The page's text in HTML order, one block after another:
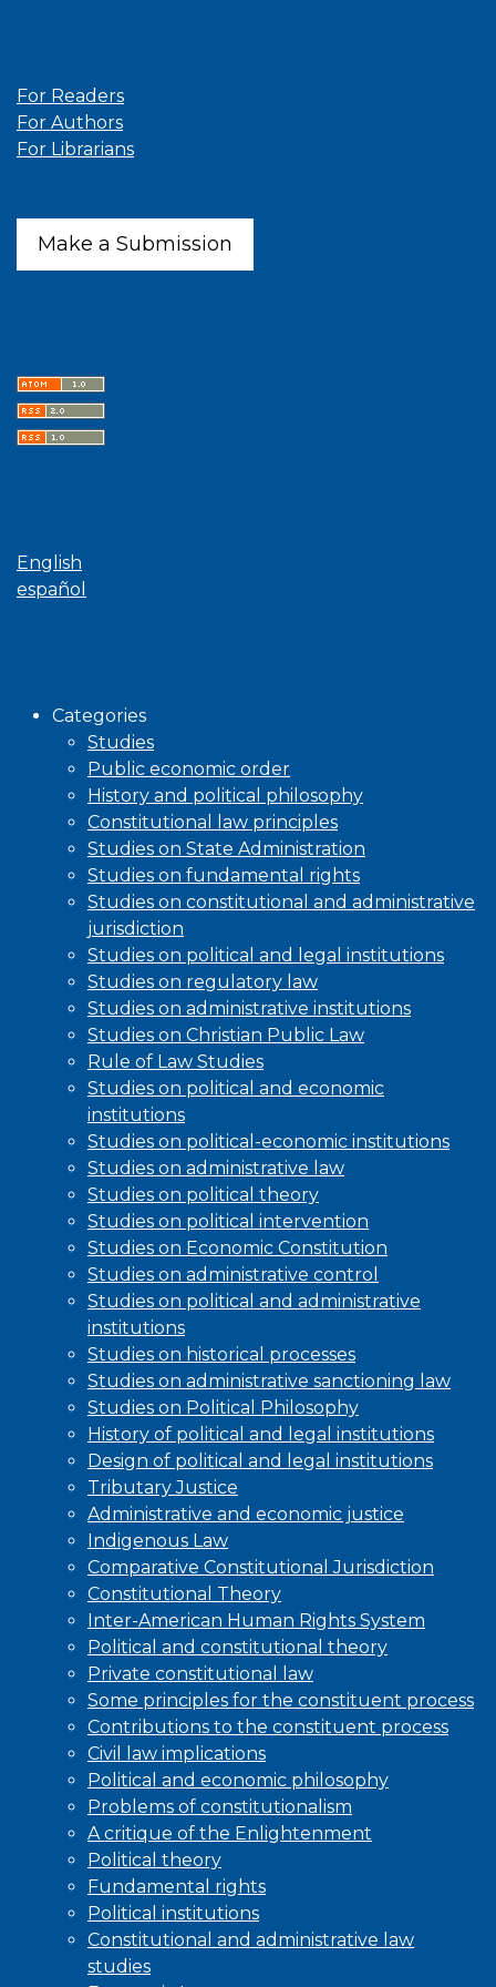
For Readers
For Authors
For Librarians
Make a Submission
English
español
Categories
Studies
Public economic order
History and political philosophy
Constitutional law principles
Studies on State Administration
Studies on fundamental rights
Studies on constitutional and administrative
jurisdiction
Studies on political and legal institutions
Studies on regulatory law
Studies on administrative institutions
Studies on Christian Public Law
Rule of Law Studies
Studies on political and economic
institutions
Studies on political-economic institutions
Studies on administrative law
Studies on political theory
Studies on political intervention
Studies on Economic Constitution
Studies on administrative control
Studies on political and administrative
institutions
Studies on historical processes
Studies on administrative sanctioning law
Studies on Political Philosophy
History of political and legal institutions
Design of political and legal institutions
Tributary Justice
Administrative and economic justice
Indigenous Law
Comparative Constitutional Jurisdiction
Constitutional Theory
Inter-American Human Rights System
Political and constitutional theory
Private constitutional law
Some principles for the constituent process
Contributions to the constituent process
Civil law implications
Political and economic philosophy
Problems of constitutionalism
A critique of the Enlightenment
Political theory
Fundamental rights
Political institutions
Constitutional and administrative law
studies